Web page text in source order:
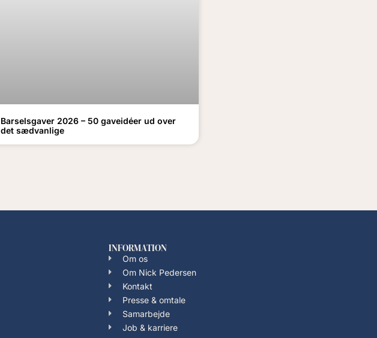
Barselsgaver 2026 – 50 gaveidéer ud over
det sædvanlige
INFORMATION
Om os
Om Nick Pedersen
Kontakt
Presse & omtale
Samarbejde
Job & karriere